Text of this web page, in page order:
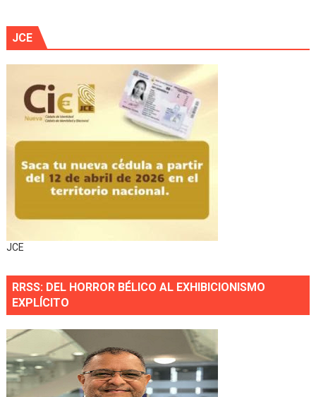
JCE
JCE
RRSS: DEL HORROR BÉLICO AL EXHIBICIONISMO
EXPLÍCITO